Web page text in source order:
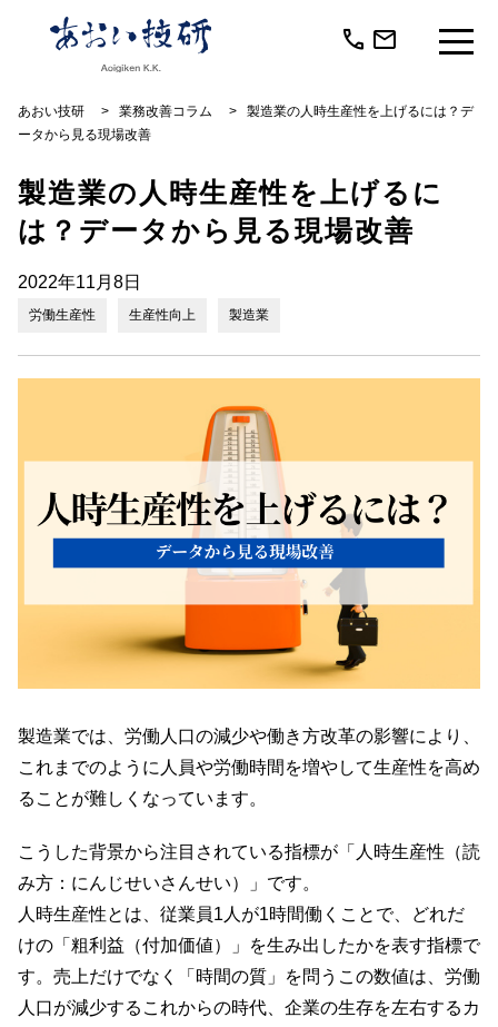
call mail
あおい技研 > 業務改善コラム >
製造業の人時生産性を上げるには？デ
ータから見る現場改善
製造業の人時生産性を上げるに
は？データから見る現場改善
2022年11月8日
労働生産性 生産性向上 製造業
製造業では、労働人口の減少や働き方改革の影響により、
これまでのように人員や労働時間を増やして生産性を高め
ることが難しくなっています。
こうした背景から注目されている指標が「人時生産性（読
み方：にんじせいさんせい）」です。
人時生産性とは、従業員1人が1時間働くことで、どれだ
けの「粗利益（付加価値）」を生み出したかを表す指標で
す。売上だけでなく「時間の質」を問うこの数値は、労働
人口が減少するこれからの時代、企業の生存を左右するカ